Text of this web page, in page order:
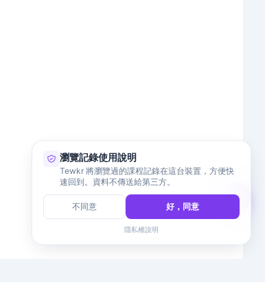
瀏覽記錄使用說明
Tewkr 將瀏覽過的課程記錄在這台裝置，方便快
速回到。資料不傳送給第三方。
不同意 好，同意
隱私權說明